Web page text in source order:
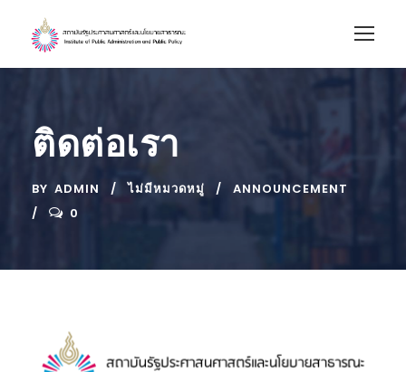
ติดต่อเรา
BY ADMIN ไม่มีหมวดหมู่
ANNOUNCEMENT
0